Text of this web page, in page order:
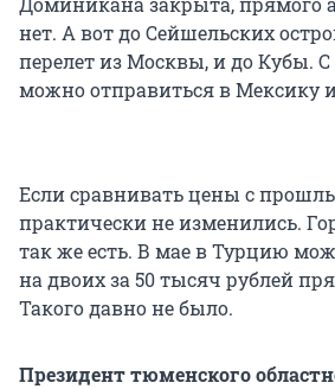
нет. А вот до Сейшельских
перелет из Москвы, и до Кубы.
можно отправиться в Мексику
Если сравнивать цены с
практически не изменились.
так же есть. В мае в Турцию
на двоих за 50 тысяч рублей
Такого давно не было.
Президент тюменского